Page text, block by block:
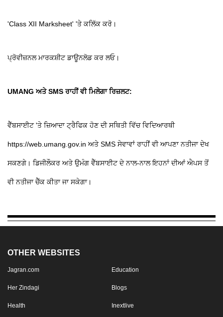
'Class XII Marksheet' 'ਤੇ ਕਲਿੱਕ ਕਰੋ।
ਪ੍ਰੋਵੀਜ਼ਨਲ ਮਾਰਕਸ਼ੀਟ ਡਾਊਨਲੋਡ ਕਰ ਲਓ।
UMANG ਅਤੇ SMS ਰਾਹੀਂ ਵੀ ਮਿਲੇਗਾ ਰਿਜ਼ਲਟ:
ਵੈੱਬਸਾਈਟ 'ਤੇ ਜ਼ਿਆਦਾ ਟ੍ਰੈਫਿਕ ਹੋਣ ਦੀ ਸਥਿਤੀ ਵਿੱਚ ਵਿਦਿਆਰਥੀ
https://web.umang.gov.in ਅਤੇ SMS ਸੇਵਾਵਾਂ ਰਾਹੀਂ ਵੀ ਆਪਣਾ ਨਤੀਜਾ ਦੇਖ
ਸਕਣਗੇ। ਡਿਜੀਲੌਕਰ ਅਤੇ ਉਮੰਗ ਵੈੱਬਸਾਈਟ ਦੇ ਨਾਲ-ਨਾਲ ਇਹਨਾਂ ਦੀਆਂ ਐਪਸ ਤੋਂ
ਵੀ ਨਤੀਜਾ ਚੈੱਕ ਕੀਤਾ ਜਾ ਸਕੇਗਾ।
OTHER WEBSITES
Jagran.com Education
Her Zindagi Blogs
Health Inextlive